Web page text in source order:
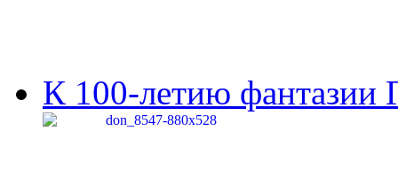
К 100-летию фантазии